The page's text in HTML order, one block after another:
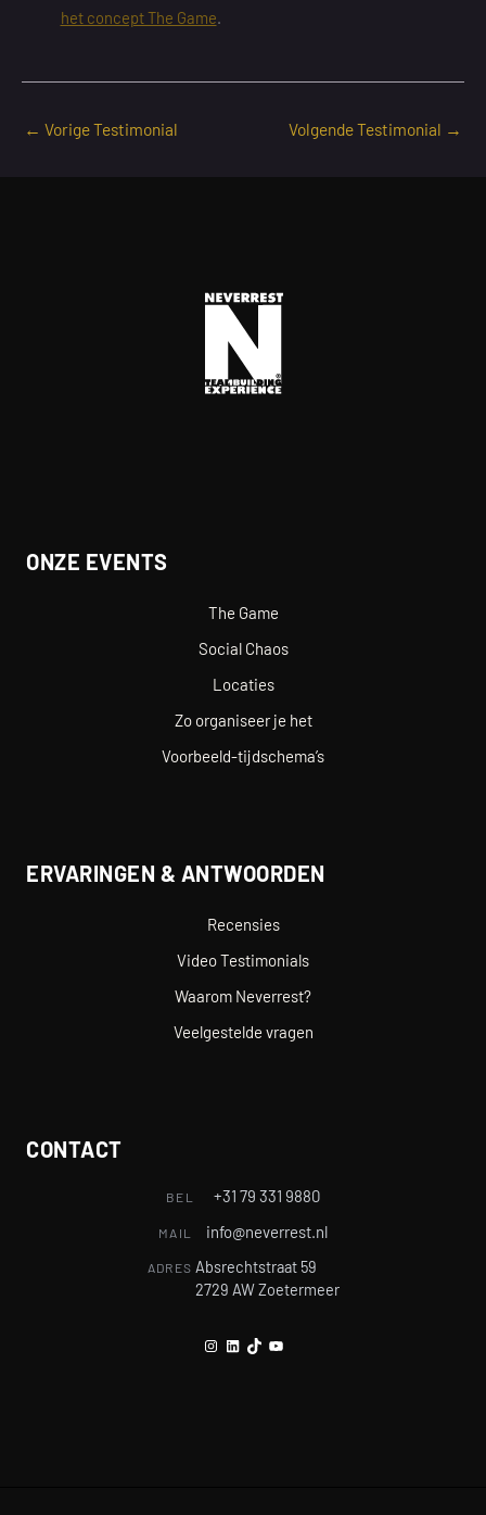
het concept The Game.
← Vorige Testimonial Volgende Testimonial →
ONZE EVENTS
The Game
Social Chaos
Locaties
Zo organiseer je het
Voorbeeld-tijdschema’s
ERVARINGEN & ANTWOORDEN
Recensies
Video Testimonials
Waarom Neverrest?
Veelgestelde vragen
CONTACT
BEL +31 79 331 9880
MAIL info@neverrest.nl
ADRES Absrechtstraat 59
2729 AW Zoetermeer
Instagram
LinkedIn
TikTokYouTube